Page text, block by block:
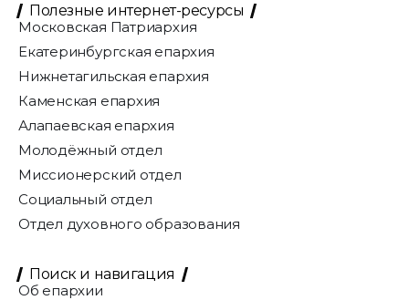
Полезные интернет-ресурсы
Московская Патриархия
Екатеринбургская епархия
Нижнетагильская епархия
Каменская епархия
Алапаевская епархия
Молодёжный отдел
Миссионерский отдел
Социальный отдел
Отдел духовного образования
Поиск и навигация
Об епархии